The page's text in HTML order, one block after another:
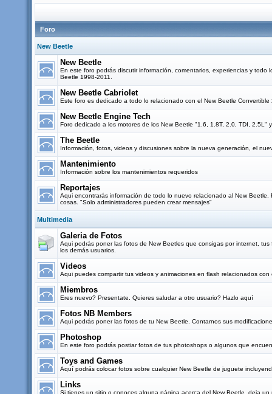
Foro
New Beetle
New Beetle
En este foro podrás discutir información, comentarios, experiencias y todo
Beetle 1998-2011.
New Beetle Cabriolet
Este foro es dedicado a todo lo relacionado con el New Beetle Convertible
New Beetle Engine Tech
Foro dedicado a los motores de los New Beetle "1.6, 1.8T, 2.0, TDI, 2.5L"
The Beetle
Información, fotos, videos y discusiones sobre la nueva generación, el
Mantenimiento
Información sobre los mantenimientos requeridos
Reportajes
Aqui encontrarás información de todo lo nuevo relacionado al New Beetle.
cosas. "Solo administradores pueden crear mensajes"
Multimedia
Galeria de Fotos
Aqui podrás poner las fotos de New Beetles que consigas por internet, tus
los demás usuarios.
Videos
Aqui puedes compartir tus videos y animaciones en flash relacionados con
Miembros
Eres nuevo? Presentate. Quieres saludar a otro usuario? Hazlo aquí
Fotos NB Members
Aqui podrás poner las fotos de tu New Beetle. Contarnos sus
Photoshop
En este foro podrás postiar fotos de tus photoshops o algunos que
Toys and Games
Aquí podrás colocar fotos sobre cualquier New Beetle de juguete
Links
Si tienes un sitio o conoces alguna página acerca del New Beetle, deja un